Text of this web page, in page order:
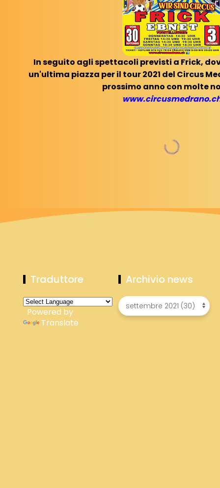
In seguito agli spettacoli previsti a Frick,
un'ultima piazza per il tour 2021 del Circus
prossimo anno con molte
Traduttore
Powered by
Translate
Archivio news